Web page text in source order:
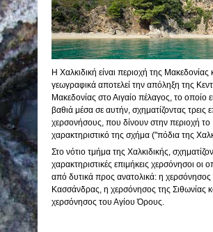
Η Χαλκιδική είναι περιοχή της Μακεδονίας
γεωγραφικά αποτελεί την απόληξη της
Μακεδονίας στο Αιγαίο πέλαγος, το οποίο
βαθιά μέσα σε αυτήν, σχηματίζοντας τρεις
χερσονήσους, που δίνουν στην περιοχή το
χαρακτηριστικό της σχήμα ("πόδια της
Στο νότιο τμήμα της Χαλκιδικής,
χαρακτηριστικές επιμήκεις χερσόνησοι οι
από δυτικά προς ανατολικά: η χερσόνησος
Κασσάνδρας, η χερσόνησος της Σιθωνίας
χερσόνησος του Αγίου Όρους.